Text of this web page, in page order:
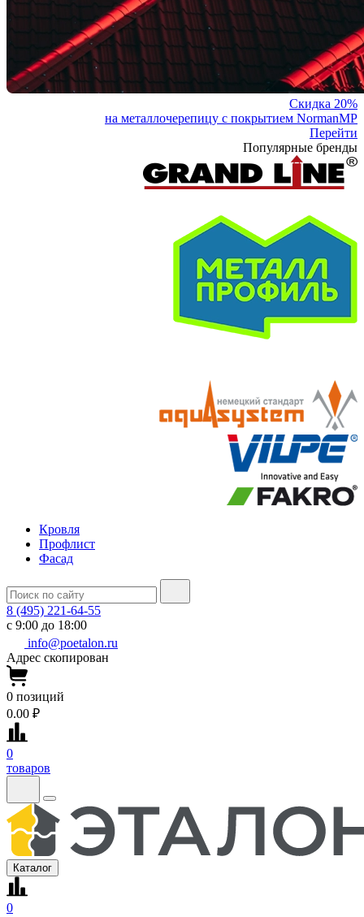
Скидка 20%
на металлочерепицу с покрытием NormanMP
Перейти
Популярные бренды
Кровля
Профлист
Фасад
8 (495) 221-64-55
с 9:00 до 18:00
info@poetalon.ru
Адрес скопирован
0 позиций
0.00 ₽
0
товаров
Каталог
0